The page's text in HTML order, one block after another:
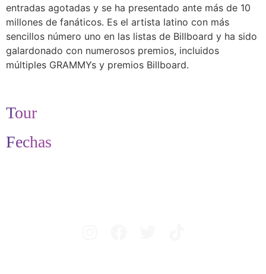
entradas agotadas y se ha presentado ante más de 10
millones de fanáticos. Es el artista latino con más
sencillos número uno en las listas de Billboard y ha sido
galardonado con numerosos premios, incluidos
múltiples GRAMMYs y premios Billboard.
Tour
Fechas